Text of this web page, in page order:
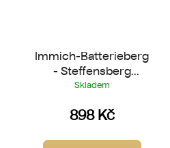
Immich-Batterieberg
- Steffensberg
Riesling 2024
Skladem
898 Kč